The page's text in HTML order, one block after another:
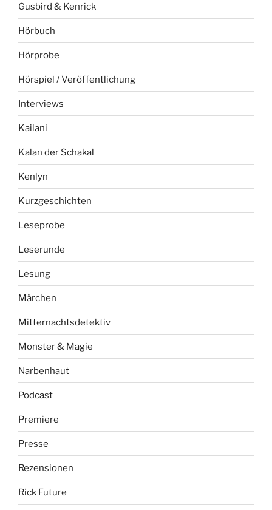
Gusbird & Kenrick
Hörbuch
Hörprobe
Hörspiel / Veröffentlichung
Interviews
Kailani
Kalan der Schakal
Kenlyn
Kurzgeschichten
Leseprobe
Leserunde
Lesung
Märchen
Mitternachtsdetektiv
Monster & Magie
Narbenhaut
Podcast
Premiere
Presse
Rezensionen
Rick Future